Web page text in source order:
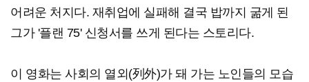
어려운 처지다. 재취업에 실패해 결국 밥까지 굶게 된
그가 '플랜 75' 신청서를 쓰게 된다는 스토리다.
이 영화는 사회의 열외(列外)가 돼 가는 노인들의 모습